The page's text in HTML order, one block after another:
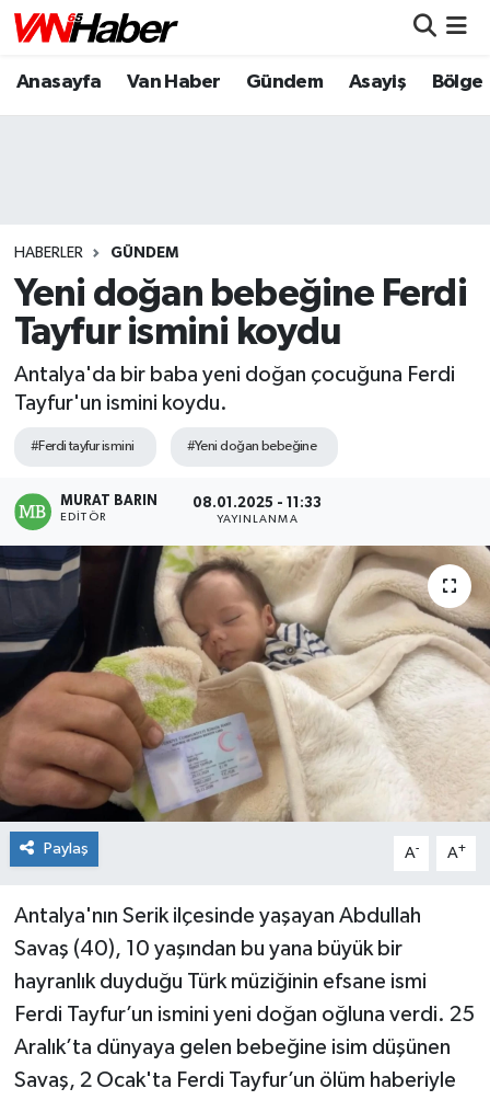
Anasayfa Van Haber Gündem Asayiş Bölge
HABERLER GÜNDEM
Yeni doğan bebeğine Ferdi
Tayfur ismini koydu
Antalya'da bir baba yeni doğan çocuğuna Ferdi
Tayfur'un ismini koydu.
#Ferdi tayfur ismini #Yeni doğan bebeğine
MURAT BARIN
EDITÖR
08.01.2025 - 11:33
YAYINLANMA
Paylaş A- A+
Antalya'nın Serik ilçesinde yaşayan Abdullah
Savaş (40), 10 yaşından bu yana büyük bir
hayranlık duyduğu Türk müziğinin efsane ismi
Ferdi Tayfur’un ismini yeni doğan oğluna verdi. 25
Aralık’ta dünyaya gelen bebeğine isim düşünen
Savaş, 2 Ocak'ta Ferdi Tayfur’un ölüm haberiyle
Nöbetçi Eczaneler
Puan Durumu ve Fikstür
Tüm Manşetler
Son Dakika Haberleri